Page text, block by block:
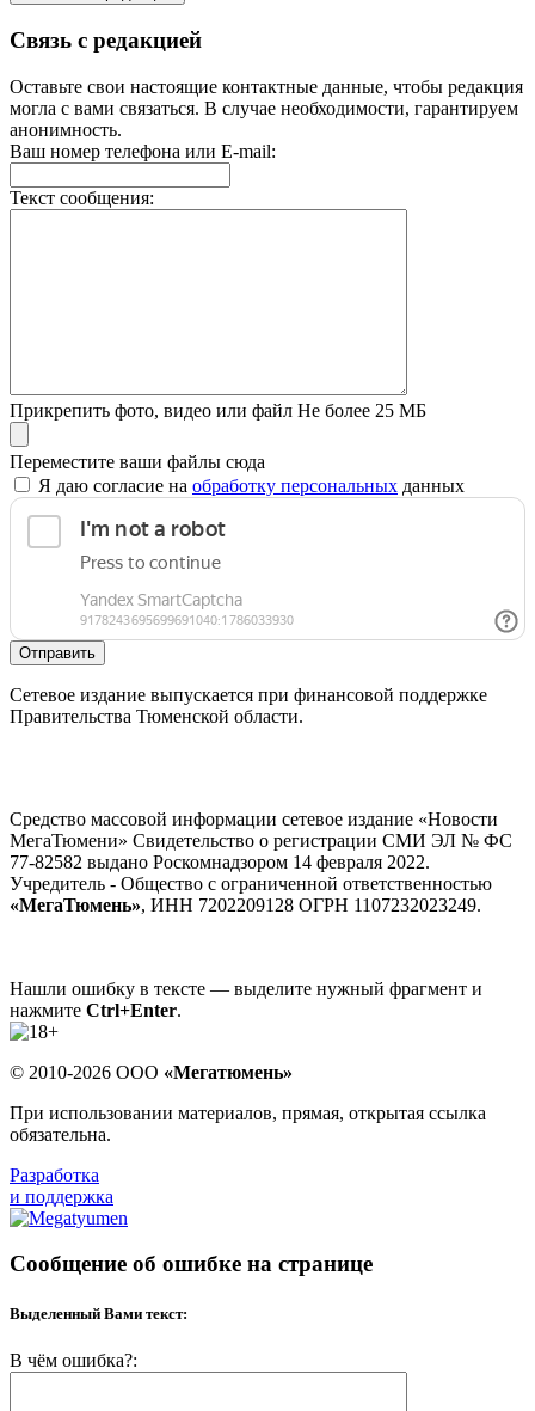
Связь с редакцией
Оставьте свои настоящие контактные данные, чтобы редакция
могла с вами связаться. В случае необходимости, гарантируем
анонимность.
Ваш номер телефона или E-mail:
Текст сообщения:
Прикрепить фото, видео или файл Не более 25 МБ
Переместите ваши файлы сюда
Я даю согласие на обработку персональных данных
Отправить
Сетевое издание выпускается при финансовой поддержке
Правительства Тюменской области.
Средство массовой информации сетевое издание «Новости
МегаТюмени» Свидетельство о регистрации СМИ ЭЛ № ФС
77-82582 выдано Роскомнадзором 14 февраля 2022.
Учредитель - Общество с ограниченной ответственностью
«МегаТюмень», ИНН 7202209128 ОГРН 1107232023249.
Нашли ошибку в тексте — выделите нужный фрагмент и
нажмите Ctrl+Enter.
© 2010-2026 ООО «Мегатюмень»
При использовании материалов, прямая, открытая ссылка
обязательна.
Разработка
и поддержка
Сообщение об ошибке на странице
Выделенный Вами текст:
В чём ошибка?: